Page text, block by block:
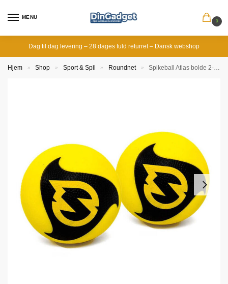
MENU
0
Dag til dag levering – 28 dages fuld returret – Dansk webshop
Hjem » Shop » Sport & Spil » Roundnet » Spikeball Atlas bolde 2-pak